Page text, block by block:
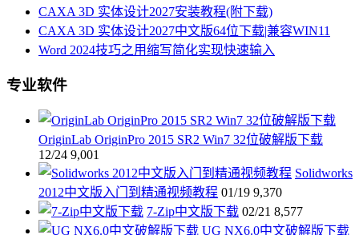
CAXA 3D 实体设计2027安装教程(附下载)
CAXA 3D 实体设计2027中文版64位下载|兼容WIN11
Word 2024技巧之用缩写简化实现快速输入
专业软件
OriginLab OriginPro 2015 SR2 Win7 32位破解版下载
12/24 9,001
Solidworks
2012中文版入门到精通视频教程 01/19 9,370
7-Zip中文版下载 02/21 8,577
UG NX6.0中文破解版下载